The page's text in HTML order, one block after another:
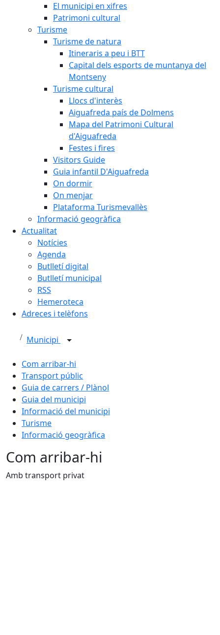
El municipi en xifres
Patrimoni cultural
Turisme
Turisme de natura
Itineraris a peu i BTT
Capital dels esports de muntanya del
Montseny
Turisme cultural
Llocs d'interès
Aiguafreda país de Dolmens
Mapa del Patrimoni Cultural
d'Aiguafreda
Festes i fires
Visitors Guide
Guia infantil D'Aiguafreda
On dormir
On menjar
Plataforma Turismevallès
Informació geogràfica
Actualitat
Notícies
Agenda
Butlletí digital
Butlletí municipal
RSS
Hemeroteca
Adreces i telèfons
Municipi
Com arribar-hi
Transport públic
Guia de carrers / Plànol
Guia del municipi
Informació del municipi
Turisme
Informació geogràfica
Com arribar-hi
Amb transport privat